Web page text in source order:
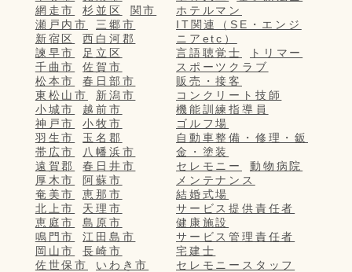
網走市
杉並区
関市
瀬戸内市
三郷市
新宿区
西白河郡
諫早市
足立区
千曲市
佐賀市
松本市
春日部市
東松山市
新潟市
小城市
越前市
神戸市
小牧市
羽生市
玉名郡
帯広市
八幡浜市
遠賀郡
春日井市
厚木市
阿蘇市
奄美市
恵那市
北上市
天理市
恵庭市
島原市
鳴門市
江田島市
岡山市
長崎市
佐世保市
いわき市
ホテルマン
IT関連（SE・エンジ
ニアetc）
言語聴覚士
トリマー
スポーツクラブ
販売・接客
コンクリート技師
機能訓練指導員
ゴルフ場
自動車整備・修理・鈑
金・塗装
セレモニー
動物病院
メンテナンス
結婚式場
サービス提供責任者
健康施設
サービス管理責任者
宅建士
セレモニースタッフ